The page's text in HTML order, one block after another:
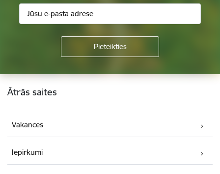
Kājene
Ātrās saites
Vakances
Iepirkumi